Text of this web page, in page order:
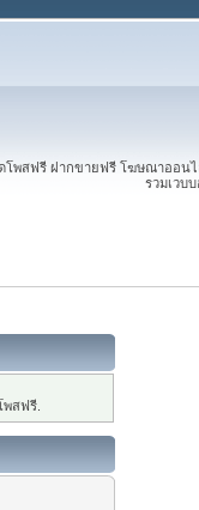
ดโพสฟรี ฝากขายฟรี โฆษณาออน
รวมเวบ
สฟรี.